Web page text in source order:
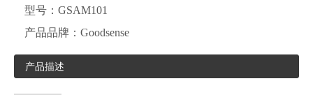
型号： GSAM101
产品品牌： Goodsense
产品描述